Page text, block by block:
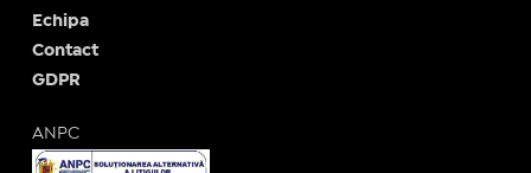
Echipa
Contact
GDPR
ANPC